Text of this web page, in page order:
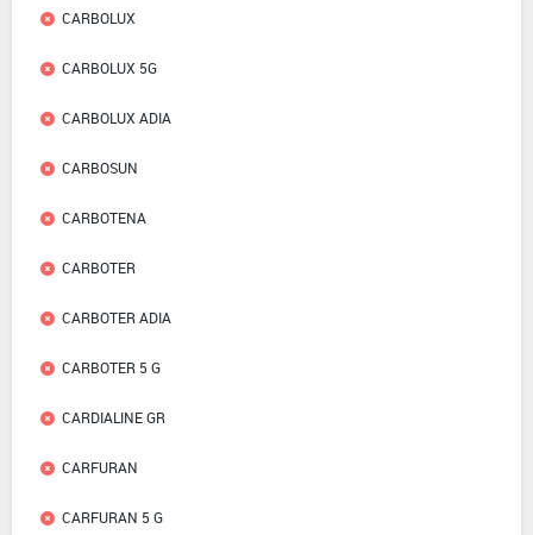
CARBOLUX
CARBOLUX 5G
CARBOLUX ADIA
CARBOSUN
CARBOTENA
CARBOTER
CARBOTER ADIA
CARBOTER 5 G
CARDIALINE GR
CARFURAN
CARFURAN 5 G